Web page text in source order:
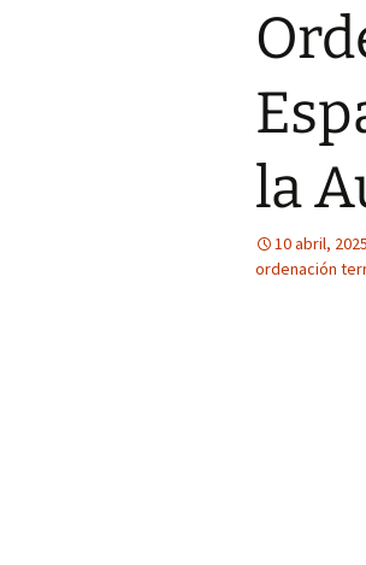
la
10 abril, 2025
ordenación